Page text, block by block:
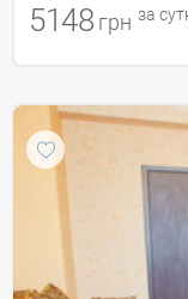
5148 грн за